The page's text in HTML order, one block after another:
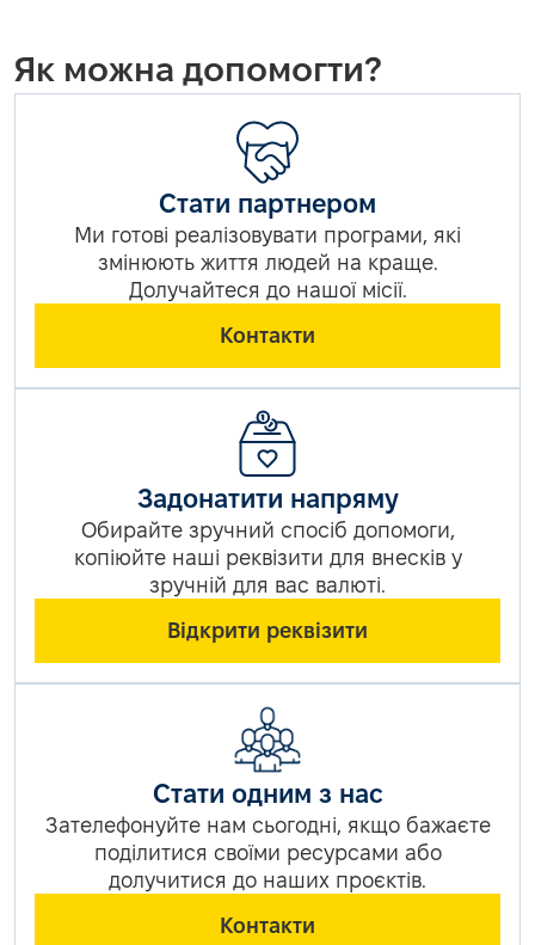
Як можна допомогти?
Стати партнером
Ми готові реалізовувати програми, які
змінюють життя людей на краще.
Долучайтеся до нашої місії.
Контакти
Задонатити напряму
Обирайте зручний спосіб допомоги,
копіюйте наші реквізити для внесків у
зручній для вас валюті.
Відкрити реквізити
Стати одним з нас
Зателефонуйте нам сьогодні, якщо бажаєте
поділитися своїми ресурсами або
долучитися до наших проєктів.
Контакти